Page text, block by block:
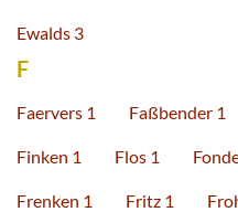
Ewalds 3
F
Faervers 1 Faßbender 1
Finken 1 Flos 1
Frenken 1 Fritz 1